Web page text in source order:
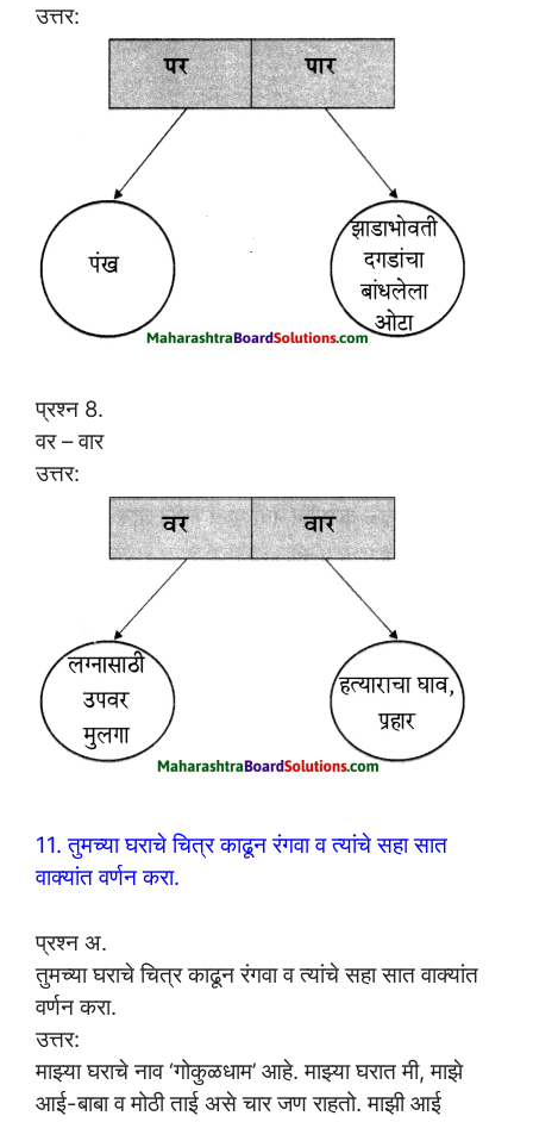
उत्तर:
प्रश्न 8.
वर – वार
उत्तर:
11. तुमच्या घराचे चित्र काढून रंगवा व त्यांचे सहा सात
वाक्यांत वर्णन करा.
प्रश्न अ.
तुमच्या घराचे चित्र काढून रंगवा व त्यांचे सहा सात वाक्यांत
वर्णन करा.
उत्तर:
माझ्या घराचे नाव ‘गोकुळधाम’ आहे. माझ्या घरात मी, माझे
आई-बाबा व मोठी ताई असे चार जण राहतो. माझी आई